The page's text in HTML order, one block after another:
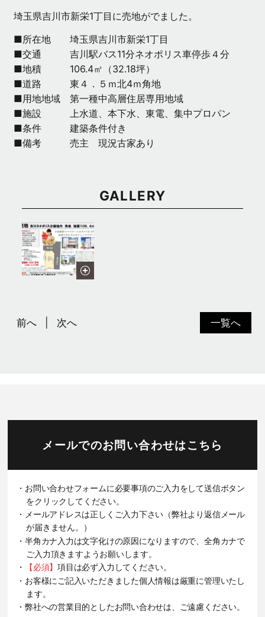
埼玉県吉川市新栄1丁目に売地がでました。
■所在地 埼玉県吉川市新栄1丁目
■交通 吉川駅バス11分ネオポリス車停歩４分
■地積 106.4㎡（32.18坪）
■道路 東４．５ｍ北4ｍ角地
■用地地域 第一種中高層住居専用地域
■施設 上水道、本下水、東電、集中プロパン
■条件 建築条件付き
■備考 売主 現況古家あり
GALLERY
一覧へ
前へ 次へ
メールでのお問い合わせはこちら
・お問い合わせフォームに必要事項のご入力をして送信ボタン
をクリックしてください。
・メールアドレスは正しくご入力下さい（弊社より返信メール
が届きません。）
・半角カナ入力は文字化けの原因になりますので、全角カナで
ご入力頂きますようお願いします。
・
【必須】項目は必ず入力してください。
・お客様にご記入いただきました個人情報は厳重に管理いたし
ます。
・弊社への営業目的としたお問い合わせは、ご遠慮ください。